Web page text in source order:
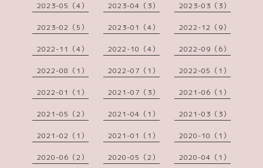
2023-05（4） 2023-04（3） 2023-03（3）
2023-02（5） 2023-01（4） 2022-12（9）
2022-11（4） 2022-10（4） 2022-09（6）
2022-08（1） 2022-07（1） 2022-05（1）
2022-01（1） 2021-07（3） 2021-06（1）
2021-05（2） 2021-04（1） 2021-03（3）
2021-02（1） 2021-01（1） 2020-10（1）
2020-06（2） 2020-05（2） 2020-04（1）